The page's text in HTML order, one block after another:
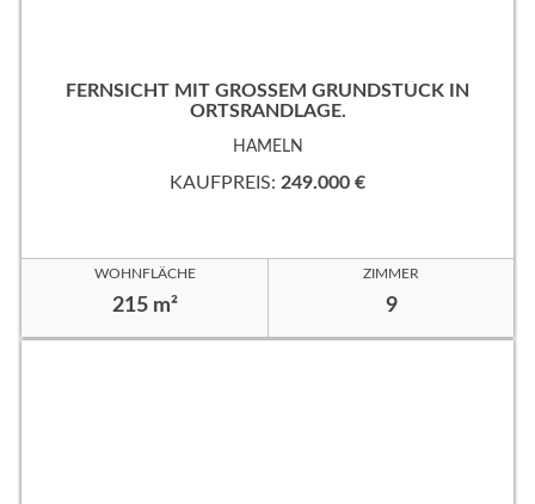
FERNSICHT MIT GROSSEM GRUNDSTÜCK IN
ORTSRANDLAGE.
HAMELN
KAUFPREIS: 249.000 €
WOHNFLÄCHE
215 m²
ZIMMER
9